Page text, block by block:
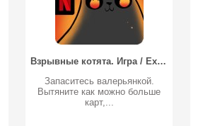
Взрывные котята. Игра / Exploding Kittens - The Game
Запаситесь валерьянкой.
Вытяните как можно больше
карт,...